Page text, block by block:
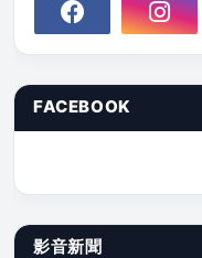
FACEBOOK
影音新聞